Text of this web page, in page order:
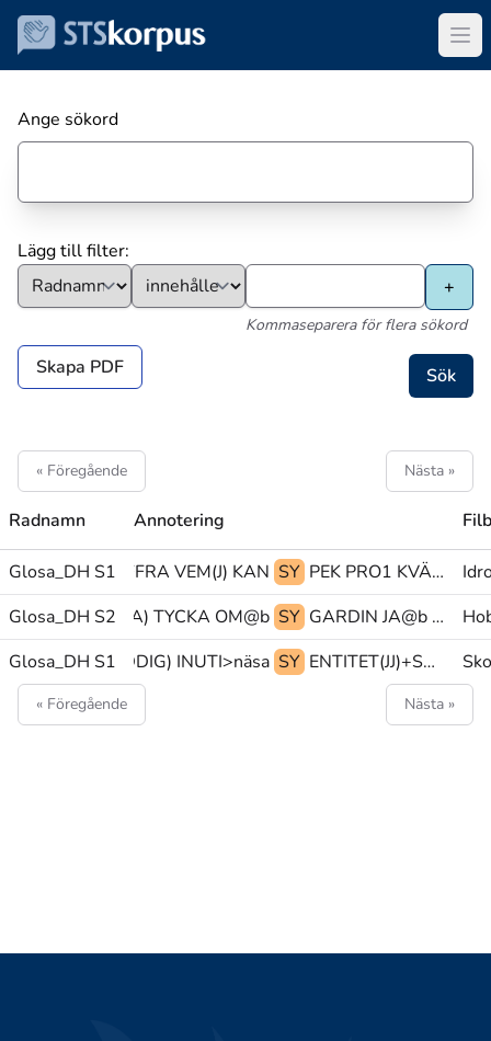
Ange sökord
Lägg till filter:
Kommaseparera för flera sökord
Skapa PDF
« Föregående Nästa »
Radnamn Annotering
Glosa_DH S1SIFFRA VEM(J) KAN SY PEK PRO1 KVÄLL
Glosa_DH S2
PLACERA(A) TYCKA OM@b SY GARDIN JA@b GÖRA
Glosa_DH S1
GLOSA:(KLADDIG) INUTI>näsa SY ENTITET(JJ)+STILLASTÅENDE@p>näsa ENTITET(JJ)+RÖRELSE@p>näsa tp@&
« Föregående Nästa »